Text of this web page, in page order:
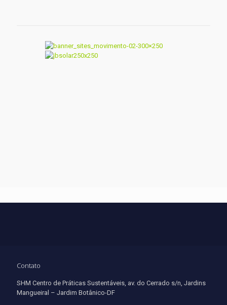
Contato
SHM Centro de Práticas Sustentáveis, av. do Cerrado s/n, Jardins
Mangueiral – Jardim Botânico-DF